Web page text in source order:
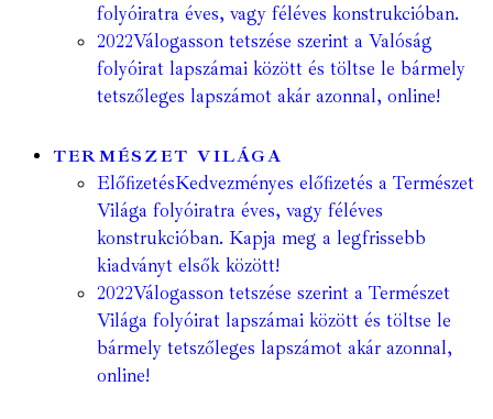
folyóiratra éves, vagy féléves konstrukcióban.
2022Válogasson tetszése szerint a Valóság
folyóirat lapszámai között és töltse le bármely
tetszőleges lapszámot akár azonnal, online!
TERMÉSZET VILÁGA
ElőfizetésKedvezményes előfizetés a Természet
Világa folyóiratra éves, vagy féléves
konstrukcióban. Kapja meg a legfrissebb
kiadványt elsők között!
2022Válogasson tetszése szerint a Természet
Világa folyóirat lapszámai között és töltse le
bármely tetszőleges lapszámot akár azonnal,
online!